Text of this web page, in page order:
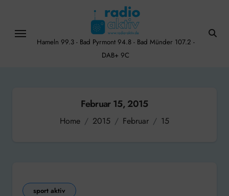
content
Hameln 99.3 - Bad Pyrmont 94.8 - Bad Münder 107.2 -
DAB+ 9C
Februar 15, 2015
Home 2015 Februar 15
sport aktiv